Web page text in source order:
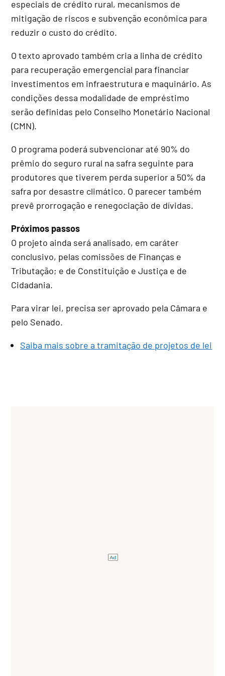
especiais de crédito rural, mecanismos de
mitigação de riscos e subvenção econômica para
reduzir o custo do crédito.
O texto aprovado também cria a linha de crédito
para recuperação emergencial para financiar
investimentos em infraestrutura e maquinário. As
condições dessa modalidade de empréstimo
serão definidas pelo Conselho Monetário Nacional
(CMN).
O programa poderá subvencionar até 90% do
prêmio do seguro rural na safra seguinte para
produtores que tiverem perda superior a 50% da
safra por desastre climático. O parecer também
prevê prorrogação e renegociação de dívidas.
Próximos passos
O projeto ainda será analisado, em caráter
conclusivo, pelas comissões de Finanças e
Tributação; e de Constituição e Justiça e de
Cidadania.
Para virar lei, precisa ser aprovado pela Câmara e
pelo Senado.
Saiba mais sobre a tramitação de projetos de lei